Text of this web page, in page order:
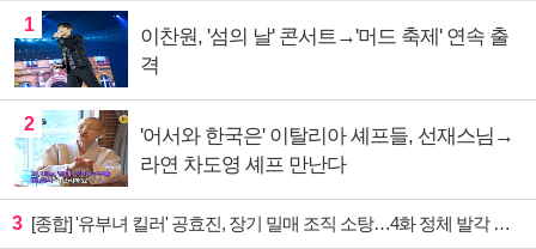
1
이찬원, '섬의 날' 콘서트→'머드 축제' 연속 출
격
2
'어서와 한국은' 이탈리아 셰프들, 선재스님→
라연 차도영 셰프 만난다
3 [종합] '유부녀 킬러' 공효진, 장기 밀매 조직 소탕…4화 정체 발각 위기 예고